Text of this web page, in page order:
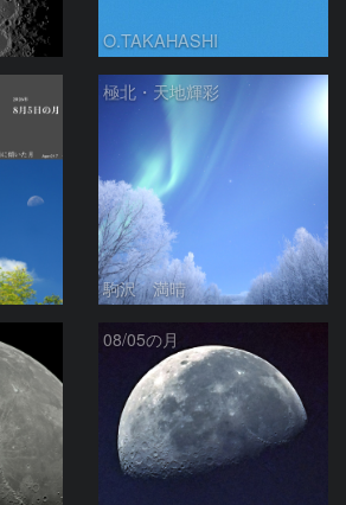
O.TAKAHASHI
極北・天地輝彩
駒沢 満晴
08/05の月